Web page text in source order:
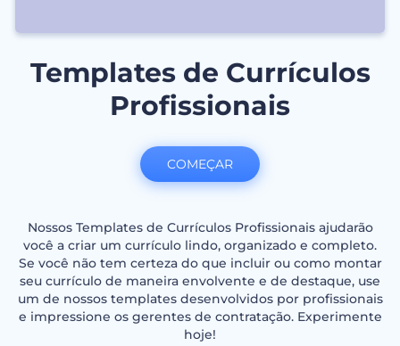
Templates de Currículos
Profissionais
Nossos Templates de Currículos Profissionais ajudarão
você a criar um currículo lindo, organizado e completo.
Se você não tem certeza do que incluir ou como montar
seu currículo de maneira envolvente e de destaque, use
um de nossos templates desenvolvidos por profissionais
e impressione os gerentes de contratação. Experimente
hoje!
COMEÇAR